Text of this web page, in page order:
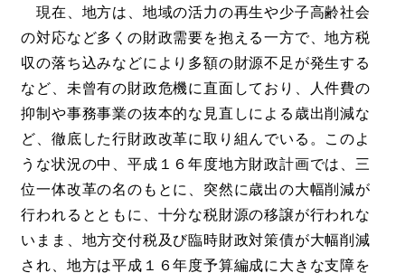
現在、地方は、地域の活力の再生や少子高齢社会
の対応など多くの財政需要を抱える一方で、地方税
収の落ち込みなどにより多額の財源不足が発生する
など、未曾有の財政危機に直面しており、人件費の
抑制や事務事業の抜本的な見直しによる歳出削減な
ど、徹底した行財政改革に取り組んでいる。このよ
うな状況の中、平成１６年度地方財政計画では、三
位一体改革の名のもとに、突然に歳出の大幅削減が
行われるとともに、十分な税財源の移譲が行われな
いまま、地方交付税及び臨時財政対策債が大幅削減
され、地方は平成１６年度予算編成に大きな支障を